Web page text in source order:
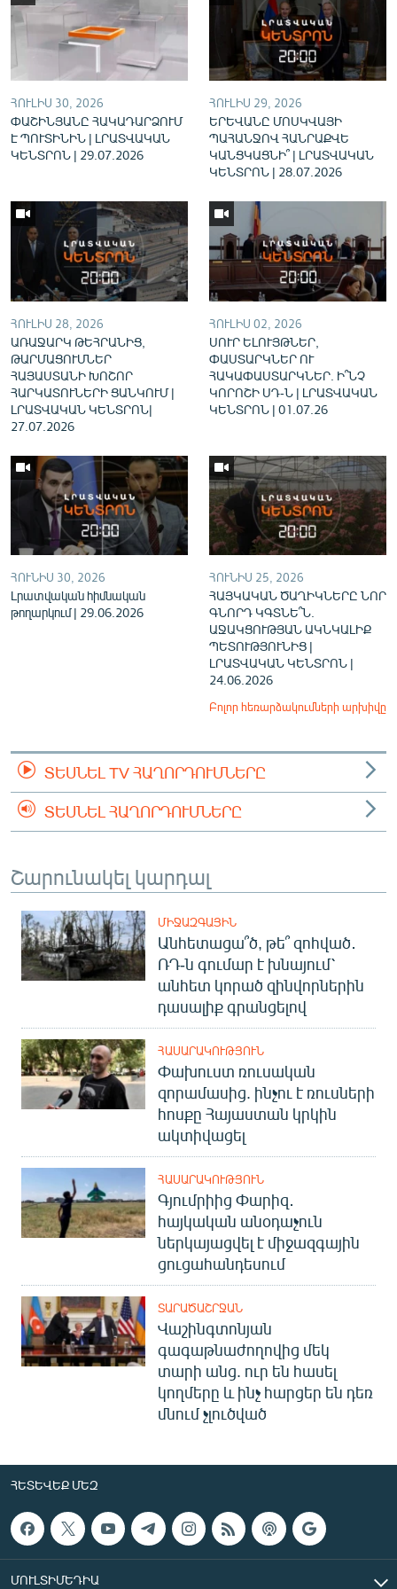
English
Русский
ՀԵՏԵՎԵՔ ՄԵԶ
«Ազատության» բոլոր կայքերը
ՀՈՒԼԻՍ 30, 2026
ՓԱՇԻՆՅԱՆԸ ՀԱԿԱԴԱՐՁՈՒՄ
Է ՊՈՒՏԻՆԻՆ | ԼՐԱՏՎԱԿԱՆ
ԿԵՆՏՐՈՆ | 29.07.2026
ՀՈՒԼԻՍ 29, 2026
ԵՐԵՎԱՆԸ ՄՈՍԿՎԱՅԻ
ՊԱՀԱՆՋՈՎ ՀԱՆՐԱՔՎԵ
ԿԱՆՑԿԱՑՆԻ՞ | ԼՐԱՏՎԱԿԱՆ
ԿԵՆՏՐՈՆ | 28.07.2026
ՀՈՒԼԻՍ 28, 2026
ԱՌԱՋԱՐԿ ԹԵՀՐԱՆԻՑ,
ԹԱՐՄԱՑՈՒՄՆԵՐ
ՀԱՅԱՍՏԱՆԻ ԽՈՇՈՐ
ՀԱՐԿԱՏՈՒՆԵՐԻ ՑԱՆԿՈՒՄ |
ԼՐԱՏՎԱԿԱՆ ԿԵՆՏՐՈՆ|
27.07.2026
ՀՈՒԼԻՍ 02, 2026
ՍՈՒՐ ԵԼՈՒՅԹՆԵՐ,
ՓԱՍՏԱՐԿՆԵՐ ՈՒ
ՀԱԿԱՓԱՍՏԱՐԿՆԵՐ. Ի՞ՆՉ
ԿՈՐՈՇԻ ՍԴ-Ն | ԼՐԱՏՎԱԿԱՆ
ԿԵՆՏՐՈՆ | 01.07.26
ՀՈՒՆԻՍ 30, 2026
Լրատվական հիմնական
թողարկում | 29.06.2026
ՀՈՒՆԻՍ 25, 2026
ՀԱՅԿԱԿԱՆ ԾԱՂԻԿՆԵՐԸ ՆՈՐ
ԳՆՈՐԴ ԿԳՏՆԵ՞Ն.
ԱՋԱԿՑՈՒԹՅԱՆ ԱԿՆԿԱԼԻՔ
ՊԵՏՈՒԹՅՈՒՆԻՑ |
ԼՐԱՏՎԱԿԱՆ ԿԵՆՏՐՈՆ |
24.06.2026
Բոլոր հեռարձակումների արխիվը
ՏԵՍՆԵԼ TV ՀԱՂՈՐԴՈՒՄՆԵՐԸ
ՏԵՍՆԵԼ ՀԱՂՈՐԴՈՒՄՆԵՐԸ
Շարունակել կարդալ
ՄԻՋԱԶԳԱՅԻՆ
Անհետացա՞ծ, թե՞ զոհված․
ՌԴ-ն գումար է խնայում՝
անհետ կորած զինվորներին
դասալիք գրանցելով
ՀԱՍԱՐԱԿՈՒԹՅՈՒՆ
Փախուստ ռուսական
զորամասից. ինչու է ռուսների
հոսքը Հայաստան կրկին
ակտիվացել
ՀԱՍԱՐԱԿՈՒԹՅՈՒՆ
Գյումրիից Փարիզ․
հայկական անօդաչուն
ներկայացվել է միջազգային
ցուցահանդեսում
ՏԱՐԱԾԱՇՐՋԱՆ
Վաշինգտոնյան
գագաթնաժողովից մեկ
տարի անց. ուր են հասել
կողմերը և ինչ հարցեր են դեռ
մնում չլուծված
ՀԵՏԵՎԵՔ ՄԵԶ
ՄՈՒԼՏԻՄԵԴԻԱ